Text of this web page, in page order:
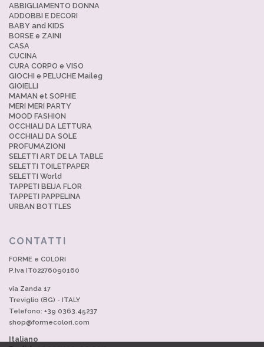
ABBIGLIAMENTO DONNA
ADDOBBI E DECORI
BABY and KIDS
BORSE e ZAINI
CASA
CUCINA
CURA CORPO e VISO
GIOCHI e PELUCHE Maileg
GIOIELLI
MAMAN et SOPHIE
MERI MERI PARTY
MOOD FASHION
OCCHIALI DA LETTURA
OCCHIALI DA SOLE
PROFUMAZIONI
SELETTI ART DE LA TABLE
SELETTI TOILETPAPER
SELETTI World
TAPPETI BEIJA FLOR
TAPPETI PAPPELINA
URBAN BOTTLES
CONTATTI
FORME e COLORI
P.Iva IT02276090160
via Zanda 17
Treviglio (BG) - ITALY
Telefono: +39 0363.45237
shop@formecolori.com
Italiano